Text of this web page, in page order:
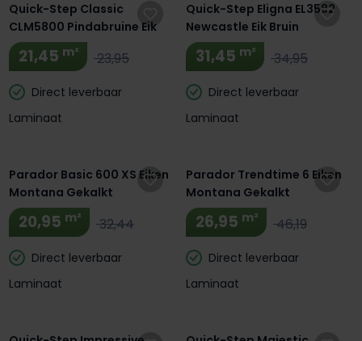
Quick-Step Classic
CLM5800 Pindabruine Eik
21,45 m² 23,95
Direct leverbaar
Laminaat
Quick-Step Eligna EL3582
Newcastle Eik Bruin
31,45 m² 34,95
Direct leverbaar
Laminaat
Parador Basic 600 XS Eiken
Montana Gekalkt
20,95 m² 32,44
Direct leverbaar
Laminaat
Parador Trendtime 6 Eiken
Montana Gekalkt
26,95 m² 46,19
Direct leverbaar
Laminaat